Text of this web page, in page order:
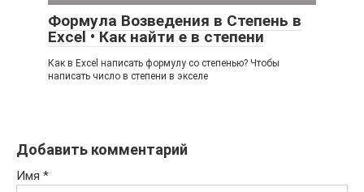
Формула Возведения в Степень в
Excel • Как найти е в степени
Как в Excel написать формулу со степенью? Чтобы
написать число в степени в экселе
Добавить комментарий
Имя *